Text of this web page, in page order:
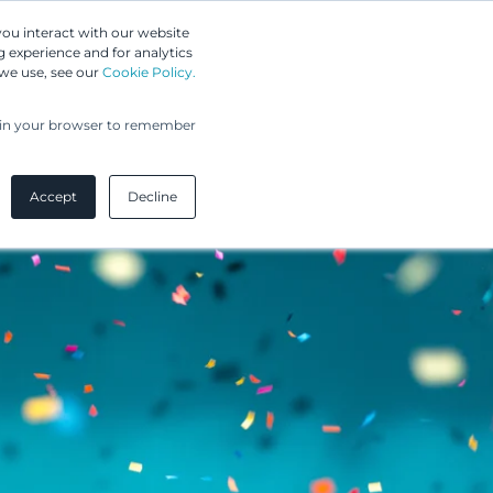
interact with our website
and for analytics
use, see our Cookie Policy.
your browser to remember
Accept Decline
Asiakkaamme